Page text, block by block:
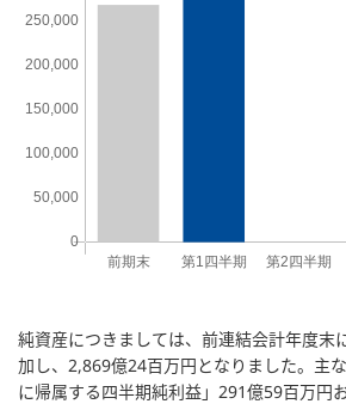
純資産につきましては、前連結会計年度末
加し、2,869億24百万円となりました。主
に帰属する四半期純利益」291億59百万円